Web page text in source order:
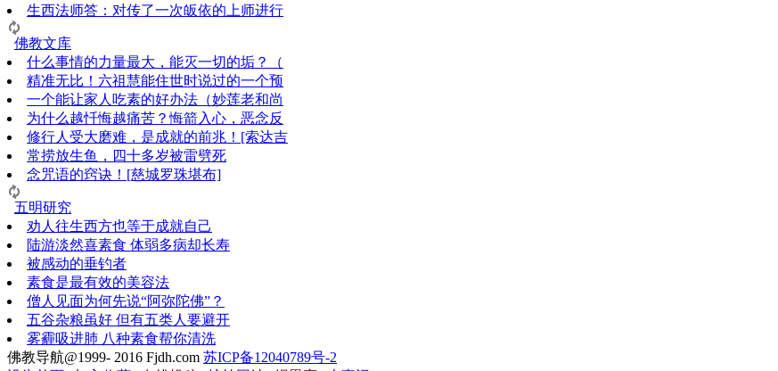
生西法师答：对传了一次皈依的上师进行
佛教文库
什么事情的力量最大，能灭一切的垢？（
精准无比！六祖慧能住世时说过的一个预
一个能让家人吃素的好办法（妙莲老和尚
为什么越忏悔越痛苦？悔箭入心，恶念反
修行人受大磨难，是成就的前兆！[索达吉
常捞放生鱼，四十多岁被雷劈死
念咒语的窍诀！[慈城罗珠堪布]
五明研究
劝人往生西方也等于成就自己
陆游淡然喜素食 体弱多病却长寿
被感动的垂钓者
素食是最有效的美容法
僧人见面为何先说“阿弥陀佛”？
五谷杂粮虽好 但有五类人要避开
雾霾吸进肺 八种素食帮你清洗
佛教导航@1999- 2016 Fjdh.com 苏ICP备12040789号-2